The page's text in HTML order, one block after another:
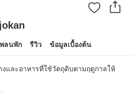
ลนพัก รีวิว ข้อมูลเบื้องต้น
และอาหารที่ใช้วัตถุดิบตามฤดูกาลให้